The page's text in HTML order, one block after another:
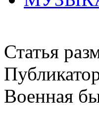
Статья
Военная